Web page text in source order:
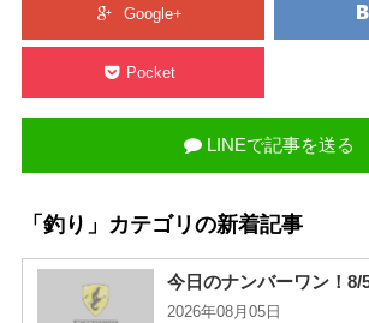
Google+
Pocket
LINEで記事を送る
「釣り」カテゴリの新着記事
今日のナンバーワン！8/
2026年08月05日